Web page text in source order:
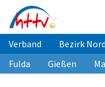
Inhalt
springen
Verband Bezirk Nord
Fulda
Gießen